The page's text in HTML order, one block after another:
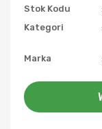
Stok Kodu
Kategori
Marka